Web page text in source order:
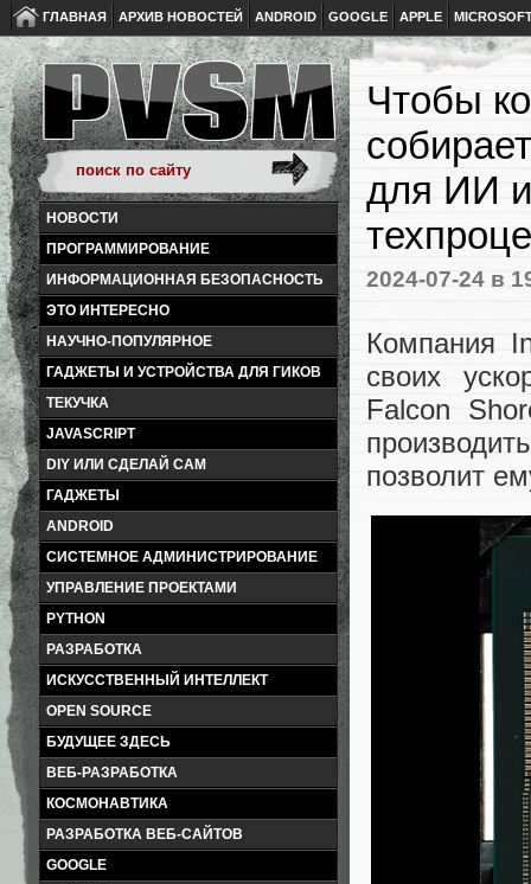
ГЛАВНАЯ АРХИВ НОВОСТЕЙ ANDROID GOOGLE APPLE
НОВОСТИ
ПРОГРАММИРОВАНИЕ
ИНФОРМАЦИОННАЯ БЕЗОПАСНОСТЬ
ЭТО ИНТЕРЕСНО
НАУЧНО-ПОПУЛЯРНОЕ
ГАДЖЕТЫ И УСТРОЙСТВА ДЛЯ ГИКОВ
ТЕКУЧКА
JAVASCRIPT
DIY ИЛИ СДЕЛАЙ САМ
ГАДЖЕТЫ
ANDROID
СИСТЕМНОЕ АДМИНИСТРИРОВАНИЕ
УПРАВЛЕНИЕ ПРОЕКТАМИ
PYTHON
РАЗРАБОТКА
ИСКУССТВЕННЫЙ ИНТЕЛЛЕКТ
OPEN SOURCE
БУДУЩЕЕ ЗДЕСЬ
ВЕБ-РАЗРАБОТКА
КОСМОНАВТИКА
РАЗРАБОТКА ВЕБ-САЙТОВ
GOOGLE
Чтобы
для ИИ и
2024-07-24 в
Компания
своих
Falcon
позволит